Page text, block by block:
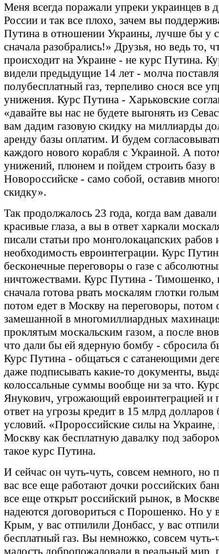
Меня всегда поражали упреки украинцев в
России и так все плохо, зачем вы
Путина в отношении Украины, лучше бы у
сначала разобрались!» Друзья, но ведь то,
происходит на Украине - не курс Путина.
видели предыдущие 14 лет - молча
полубесплатный газ, терпеливо снося все
унижения. Курс Путина - Харьковские
«давайте вы нас не будете выгонять из
вам дадим газовую скидку на миллиарды
аренду базы оплатим. И будем
каждого нового корабля с Украиной. А
унижений, плюнем и пойдем строить базу в
Новороссийске - само собой, оставив
скидку».
Так продолжалось 23 года, когда вам давали
красивые глаза, а вы в ответ харкали
писали статьи про монголокацапских рабов
необходимость евроинтеграции. Курс
бесконечные переговоры о газе с
ничтожествами. Курс Путина - Тимошенко,
сначала готова рвать москалям глотки
потом едет в Москву на переговоры, потом
замешанной в многомиллиардных
проклятым москальским газом, а после
что дали бы ей ядерную бомбу - сбросила
Курс Путина - общаться с сатанеющими
даже подписывать какие-то документы,
колоссальные суммы вообще ни за что.
Янукович, угрожающий евроинтеграцией
ответ на угрозы кредит в 15 млрд долларов
условий. «Пророссийские силы на
Москву как бесплатную давалку под
такое курс Путина.
И сейчас он чуть-чуть, совсем немного, но
вас все еще работают дочки российских
все еще открыт российский рынок, в
надеются договориться с Порошенко. Но у
Крым, у вас отпилили Донбасс, у вас
бесплатный газ. Вы немножко, совсем
малость добропожаловали в реальный мир,